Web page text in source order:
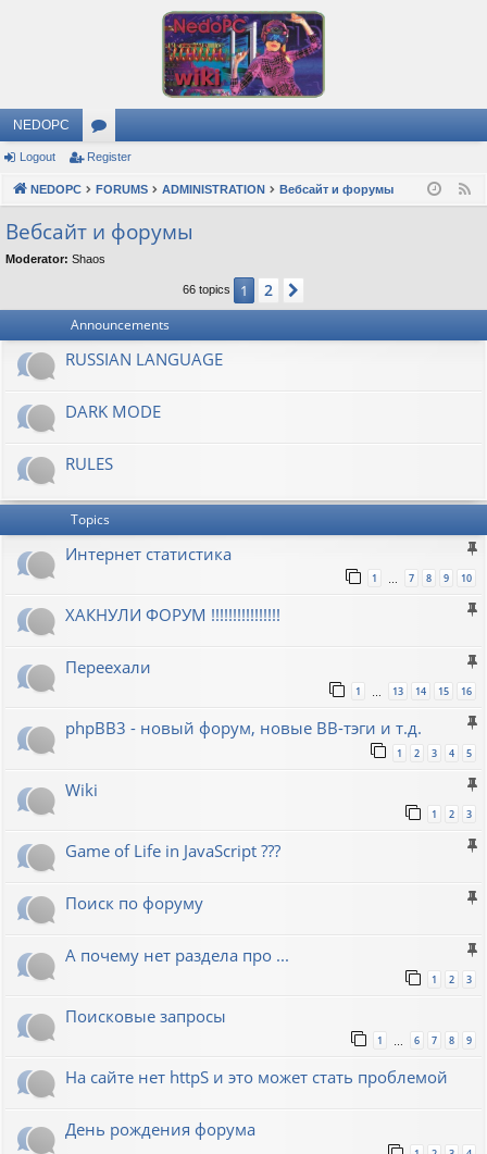
NEDOPC
or
u
s
Logout Register
NEDOPC FORUMS ADMINISTRATION Вебсайт и форумы
Вебсайт и форумы
Moderator: Shaos
66 topics 1 2
Announcements
RUSSIAN LANGUAGE
DARK MODE
RULES
Topics
Интернет статистика
1 … 7 8 9 10
ХАКНУЛИ ФОРУМ !!!!!!!!!!!!!!!!
Переехали
1 … 13 14 15 16
phpBB3 - новый форум, новые BB-тэги и т.д.
1 2 3 4 5
Wiki
1 2 3
Game of Life in JavaScript ???
Поиск по форуму
А почему нет раздела про ...
1 2 3
Поисковые запросы
1 6 7 8 9
На сайте нет httpS и это может стать проблемой
День рождения форума